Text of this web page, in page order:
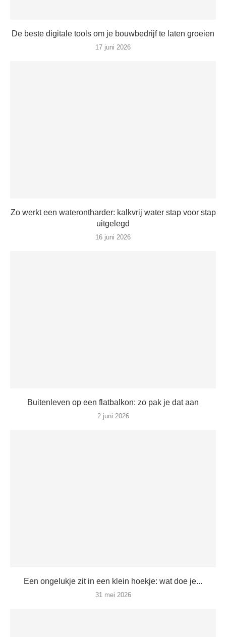
De beste digitale tools om je bouwbedrijf te laten groeien
17 juni 2026
Zo werkt een waterontharder: kalkvrij water stap voor stap
uitgelegd
16 juni 2026
Buitenleven op een flatbalkon: zo pak je dat aan
2 juni 2026
Een ongelukje zit in een klein hoekje: wat doe je...
31 mei 2026